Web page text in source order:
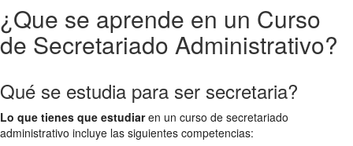
¿Que se aprende en un Curso
de Secretariado Administrativo?
Qué se estudia para ser secretaria?
Lo que tienes que estudiaren un curso de secretariado
administrativo incluye las siguientes competencias: